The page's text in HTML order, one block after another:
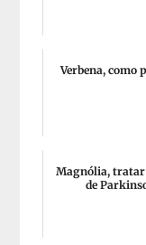
Verbena, como
Magnólia, tratar
de